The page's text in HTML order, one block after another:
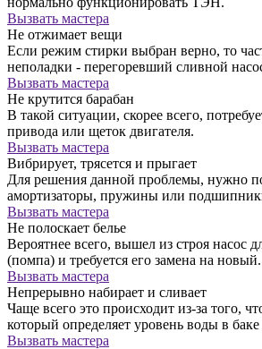
Вызвать мастера
Не отжимает вещи
Если режим стирки выбран верно, то
неполадки - перегоревший сливной
Вызвать мастера
Не крутится барабан
В такой ситуации, скорее всего,
привода или щеток двигателя.
Вызвать мастера
Вибрирует, трясется и прыгает
Для решения данной проблемы, нужно
амортизаторы, пружины или
Вызвать мастера
Не полоскает белье
Вероятнее всего, вышел из строя насос
(помпа) и требуется его замена на новый.
Вызвать мастера
Непрерывно набирает и сливает
Чаще всего это происходит из-за того,
который определяет уровень воды в баке
Вызвать мастера